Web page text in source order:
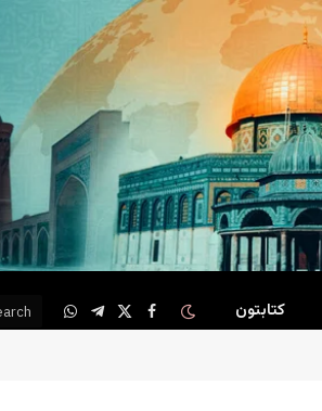
کتابتون Facebook
X
Telegram
WhatsApp